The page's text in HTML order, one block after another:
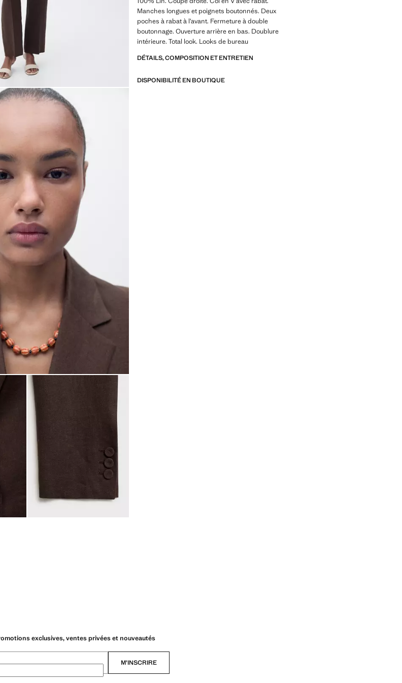
Manches longues et poignets boutonnés. Deux
poches à rabat à l’avant. Fermeture à double
boutonnage. Ouverture arrière en bas. Doublure
intérieure. Total look. Looks de bureau
DÉTAILS, COMPOSITION ET ENTRETIEN
DISPONIBILITÉ EN BOUTIQUE
exclusives, ventes privées et nouveautés
M’INSCRIRE